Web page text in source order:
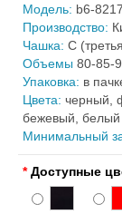
Модель: b6-8217
Производство:
Чашка: С
Объемы 80-85-
Упаковка: в
Цвета: черный,
бежевый, белый
Минимальный
* Доступные